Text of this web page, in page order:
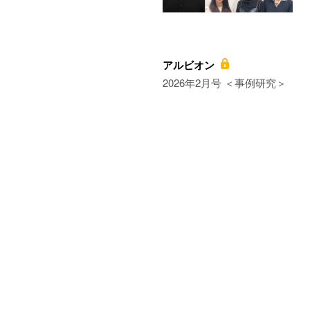
アルビオン
2026年2月号 ＜事例研究＞